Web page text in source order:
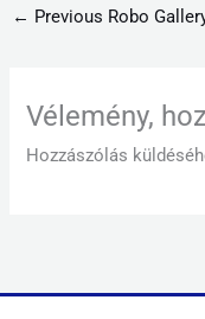
← Previous Robo
Vélemény,
Hozzászólás